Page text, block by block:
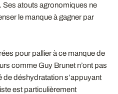
atouts agronomiques ne
le manque à gagner par
pour pallier à ce manque de
comme Guy Brunet n’ont pas
de déshydratation s’appuyant
est particulièrement